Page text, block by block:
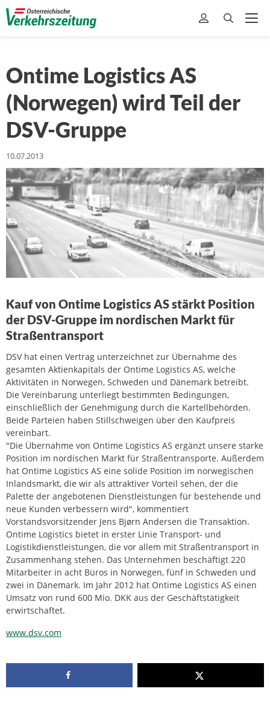
Ontime Logistics AS
(Norwegen) wird Teil der
DSV-Gruppe
10.07.2013
Kauf von Ontime Logistics AS stärkt Position
der DSV-Gruppe im nordischen Markt für
Straßentransport
DSV hat einen Vertrag unterzeichnet zur Übernahme des
gesamten Aktienkapitals der Ontime Logistics AS, welche
Aktivitäten in Norwegen, Schweden und Dänemark betreibt.
Die Vereinbarung unterliegt bestimmten Bedingungen,
einschließlich der Genehmigung durch die Kartellbehörden.
Beide Parteien haben Stillschweigen über den Kaufpreis
vereinbart.
"Die Übernahme von Ontime Logistics AS ergänzt unsere starke
Position im nordischen Markt für Straßentransporte. Außerdem
hat Ontime Logistics AS eine solide Position im norwegischen
Inlandsmarkt, die wir als attraktiver Vorteil sehen, der die
Palette der angebotenen Dienstleistungen für bestehende und
neue Kunden verbessern wird", kommentiert
Vorstandsvorsitzender Jens Bjørn Andersen die Transaktion.
Ontime Logistics bietet in erster Linie Transport- und
Logistikdienstleistungen, die vor allem mit Straßentransport in
Zusammenhang stehen. Das Unternehmen beschäftigt 220
Mitarbeiter in acht Büros in Norwegen, fünf in Schweden und
zwei in Dänemark. Im Jahr 2012 hat Ontime Logistics AS einen
Umsatz von rund 600 Mio. DKK aus der Geschäftstätigkeit
erwirtschaftet.
www.dsv.com